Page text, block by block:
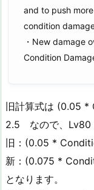
and to push
condition
・New damage
Condition
旧計算式は (0.05
2.5 なので、Lv80
旧：(0.05 *
新：(0.075 *
となります。